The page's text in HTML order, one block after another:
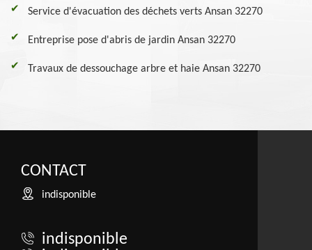
Service d'évacuation des déchets verts Ansan 32270
Entreprise pose d'abris de jardin Ansan 32270
Travaux de dessouchage arbre et haie Ansan 32270
CONTACT
indisponible
indisponible